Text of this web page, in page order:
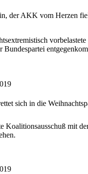
der AKK vom Herzen
Bundespartei
sich in die
Koalitionsausschuß mit